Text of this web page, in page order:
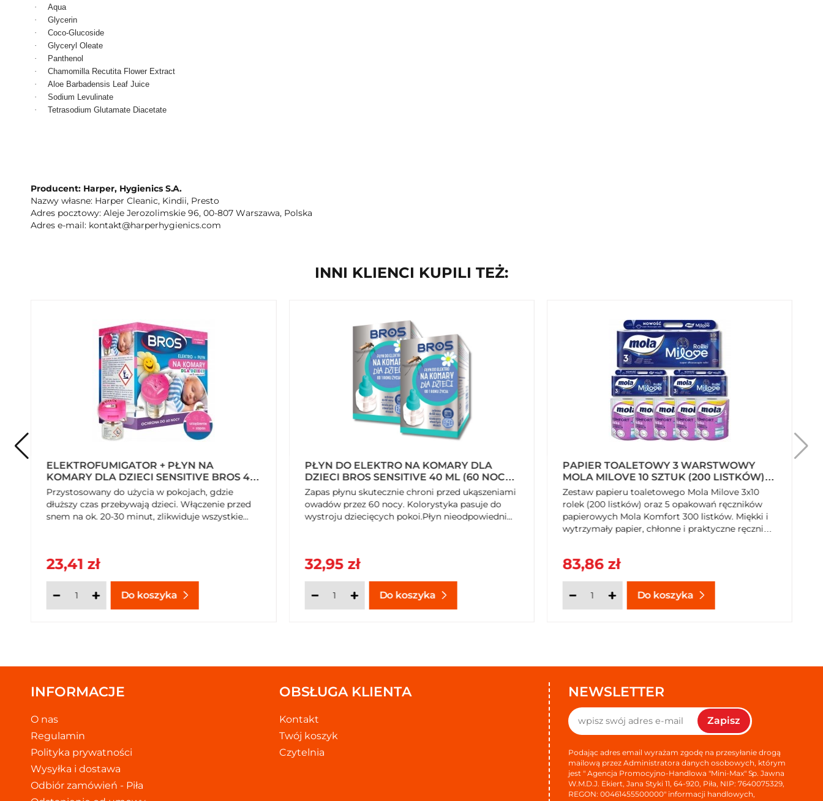
·
Aqua
·
Glycerin
·
Coco-Glucoside
·
Glyceryl Oleate
·
Panthenol
·
Chamomilla Recutita Flower Extract
·
Aloe Barbadensis Leaf Juice
·
Sodium Levulinate
·
Tetrasodium Glutamate Diacetate
Producent: Harper, Hygienics S.A.
Nazwy własne: Harper Cleanic, Kindii, Presto
Adres pocztowy: Aleje Jerozolimskie 96, 00-807 Warszawa, Polska
Adres e-mail: kontakt@harperhygienics.com
INNI KLIENCI KUPILI TEŻ:
ELEKTROFUMIGATOR + PŁYN NA
KOMARY DLA DZIECI SENSITIVE BROS 40
ML
Przystosowany do użycia w pokojach, gdzie
dłuższy czas przebywają dzieci. Włączenie przed
snem na ok. 20-30 minut, zlikwiduje wszystkie...
23,41 zł
Do koszyka
PŁYN DO ELEKTRO NA KOMARY DLA
DZIECI BROS SENSITIVE 40 ML (60 NOCY)
X 2 SZTUKI
Zapas płynu skutecznie chroni przed ukąszeniami
owadów przez 60 nocy. Kolorystyka pasuje do
wystroju dziecięcych pokoi.Płyn nieodpowiedni...
32,95 zł
Do koszyka
PAPIER TOALETOWY 3 WARSTWOWY
MOLA MILOVE 10 SZTUK (200 LISTKÓW) X
3 OPAKOWANIA + RĘCZNIK PAPIEROWY
MOLA KOMFORT X 5 OPAKOWAŃ
Zestaw papieru toaletowego Mola Milove 3x10
rolek (200 listków) oraz 5 opakowań ręczników
papierowych Mola Komfort 300 listków. Miękki i
wytrzymały papier, chłonne i praktyczne ręczniki.
83,86 zł
Do koszyka
INFORMACJE
O nas
Regulamin
Polityka prywatności
Wysyłka i dostawa
Odbiór zamówień - Piła
OBSŁUGA KLIENTA
Kontakt
Twój koszyk
Czytelnia
NEWSLETTER
Zapisz
Podając adres email wyrażam zgodę na przesyłanie drogą
mailową przez Administratora danych osobowych, którym
jest " Agencja Promocyjno-Handlowa "Mini-Max" Sp. Jawna
W.M.D.J. Ekiert, Jana Styki 11, 64-920, Piła, NIP: 7640075329,
REGON: 00461455500000" informacji handlowych,